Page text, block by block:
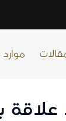
موارد
لشغب